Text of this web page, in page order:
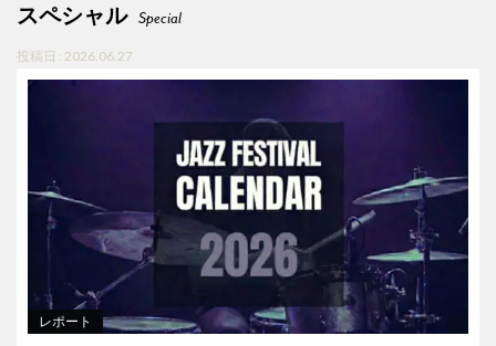
スペシャル Special
投稿日 : 2026.06.27
レポート